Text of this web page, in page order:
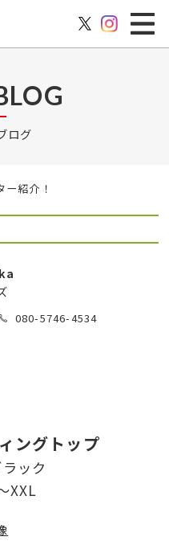
ログ
ー紹介！
080-5746-4534
ングトップ
ック
XXL